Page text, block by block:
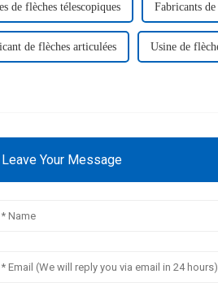
de flèches télescopiques Fabricants
de flèches articulées Usine de
Leave Your Message